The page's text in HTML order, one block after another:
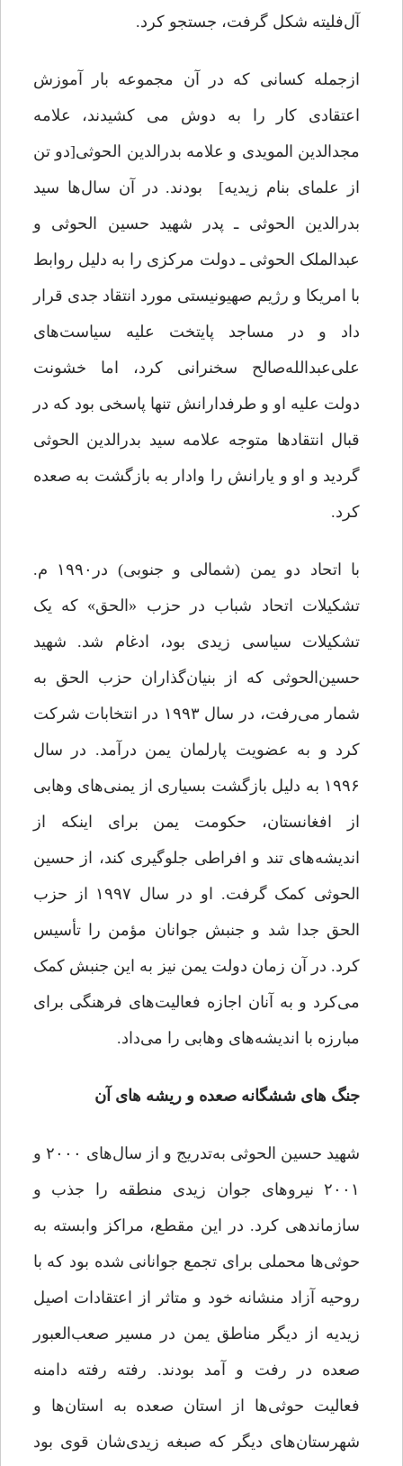
آل‌فلیته شکل گرفت، جستجو کرد.
ازجمله کسانی که در آن مجموعه بار آموزش
اعتقادی کار را به دوش می کشیدند، علامه
مجدالدین المویدی و علامه بدرالدین الحوثی[دو تن
از علمای بنام زیدیه] بودند. در آن سال‌ها سید
بدرالدین الحوثی ـ پدر شهید حسین الحوثی و
عبدالملک الحوثی ـ دولت مرکزی را به دلیل روابط
با امریکا و رژیم صهیونیستی مورد انتقاد جدی قرار
داد و در مساجد پایتخت علیه سیاست‌های
علی‌عبدالله‌صالح سخنرانی کرد، اما خشونت
دولت علیه او و طرفدارانش تنها پاسخی بود که در
قبال انتقادها متوجه علامه سید بدرالدین الحوثی
گردید و او و یارانش را وادار به بازگشت به صعده
کرد.
با اتحاد دو یمن (شمالی و جنوبی) در۱۹۹۰ م.
تشکیلات اتحاد شباب در حزب «الحق» که یک
تشکیلات سیاسی زیدی بود، ادغام شد. شهید
حسین‌الحوثی که از بنیان‌گذاران حزب الحق به
شمار می‌رفت، در سال ۱۹۹۳ در انتخابات شرکت
کرد و به عضویت پارلمان یمن درآمد. در سال
۱۹۹۶ به دلیل بازگشت بسیاری از یمنی‌های وهابی
از افغانستان، حکومت یمن برای اینکه از
اندیشه‌های تند و افراطی جلوگیری کند، از حسین
الحوثی کمک گرفت. او در سال ۱۹۹۷ از حزب
الحق جدا شد و جنبش جوانان مؤمن را تأسیس
کرد. در آن زمان دولت یمن نیز به این جنبش کمک
می‌کرد و به آنان اجازه فعالیت‌های فرهنگی برای
مبارزه با اندیشه‌های وهابی را می‌داد.
جنگ های ششگانه صعده و ریشه های آن
شهید حسین الحوثی به‌تدریج و از سال‌های ۲۰۰۰ و
۲۰۰۱ نیروهای جوان زیدی منطقه را جذب و
سازماندهی کرد. در این مقطع، مراکز وابسته به
حوثی‌ها محملی برای تجمع جوانانی شده بود که با
روحیه آزاد منشانه خود و متاثر از اعتقادات اصیل
زیدیه از دیگر مناطق یمن در مسیر صعب‌العبور
صعده در رفت و آمد بودند. رفته رفته دامنه
فعالیت حوثی‌ها از استان صعده به استان‌ها و
شهرستان‌های دیگر که صبغه زیدی‌شان قوی بود